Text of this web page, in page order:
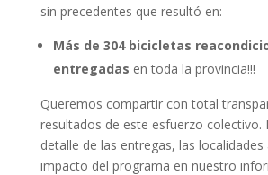
sin precedentes que resultó en:
Más de 304 bicicletas
entregadas en toda la provincia!!!
Queremos compartir con total
resultados de este esfuerzo colectivo.
detalle de las entregas, las localidades
impacto del programa en nuestro